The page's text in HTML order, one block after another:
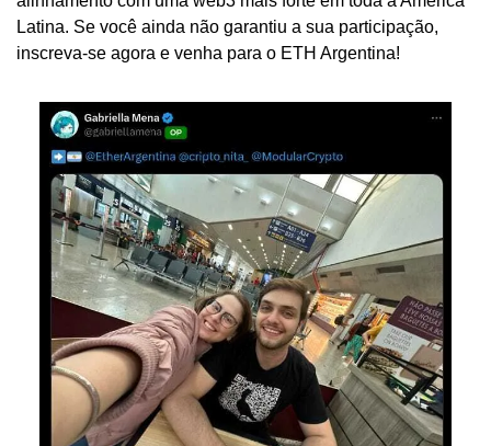
Latina. Se você ainda não garantiu a sua participação,
inscreva-se agora e venha para o ETH Argentina!